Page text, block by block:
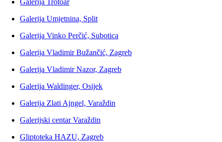
Galerija Trotoar
Galerija Umjetnina, Split
Galerija Vinko Perčić, Subotica
Galerija Vladimir Bužančić, Zagreb
Galerija Vladimir Nazor, Zagreb
Galerija Waldinger, Osijek
Galerija Zlati Ajngel, Varaždin
Galerijski centar Varaždin
Gliptoteka HAZU, Zagreb